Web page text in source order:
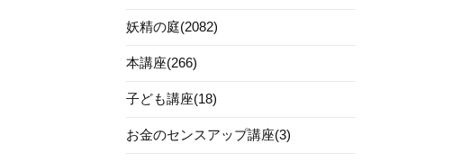
妖精の庭(2082)
本講座(266)
子ども講座(18)
お金のセンスアップ講座(3)